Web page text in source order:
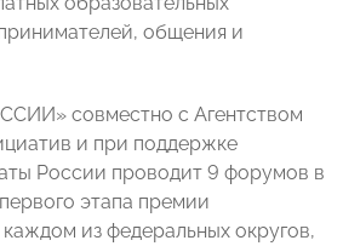
общения и
совместно с Агентством
и при поддержке
России проводит 9 форумов в
этапа премии
из федеральных округов,